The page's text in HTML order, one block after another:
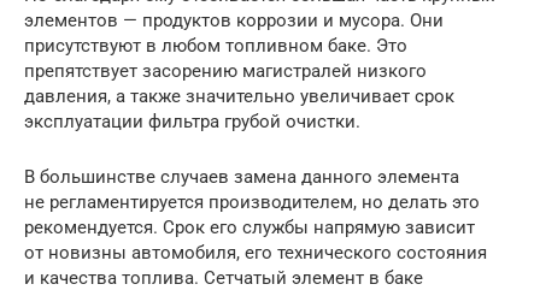
элементов — продуктов коррозии и мусора. Они
присутствуют в любом топливном баке. Это
препятствует засорению магистралей низкого
давления, а также значительно увеличивает срок
эксплуатации фильтра грубой очистки.
В большинстве случаев замена данного элемента
не регламентируется производителем, но делать это
рекомендуется. Срок его службы напрямую зависит
от новизны автомобиля, его технического состояния
и качества топлива. Сетчатый элемент в баке